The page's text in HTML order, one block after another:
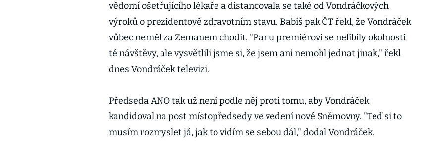
vědomí ošetřujícího lékaře a distancovala se také od Vondráčkových
výroků o prezidentově zdravotním stavu. Babiš pak ČT řekl, že Vondráček
vůbec neměl za Zemanem chodit. "Panu premiérovi se nelíbily okolnosti
té návštěvy, ale vysvětlili jsme si, že jsem ani nemohl jednat jinak," řekl
dnes Vondráček televizi.
Předseda ANO tak už není podle něj proti tomu, aby Vondráček
kandidoval na post místopředsedy ve vedení nové Sněmovny. "Teď si to
musím rozmyslet já, jak to vidím se sebou dál," dodal Vondráček.